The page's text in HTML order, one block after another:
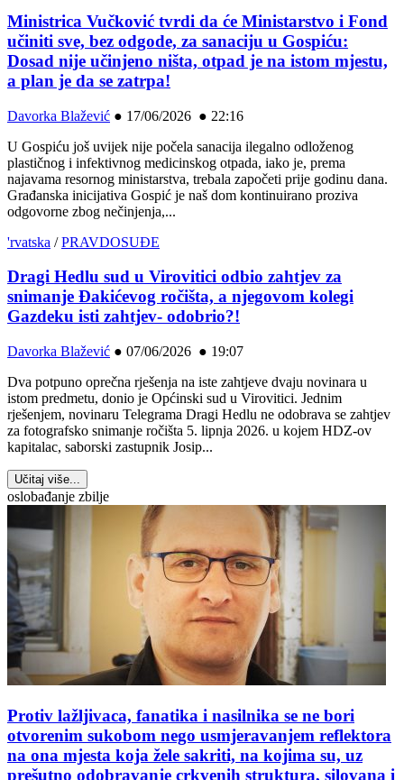
Ministrica Vučković tvrdi da će Ministarstvo i Fond
učiniti sve, bez odgode, za sanaciju u Gospiću:
Dosad nije učinjeno ništa, otpad je na istom mjestu,
a plan je da se zatrpa!
Davorka Blažević ● 17/06/2026 ● 22:16
U Gospiću još uvijek nije počela sanacija ilegalno odloženog
plastičnog i infektivnog medicinskog otpada, iako je, prema
najavama resornog ministarstva, trebala započeti prije godinu dana.
Građanska inicijativa Gospić je naš dom kontinuirano proziva
odgovorne zbog nečinjenja,...
'rvatska /PRAVDOSUĐE
Dragi Hedlu sud u Virovitici odbio zahtjev za
snimanje Đakićevog ročišta, a njegovom kolegi
Gazdeku isti zahtjev- odobrio?!
Davorka Blažević ● 07/06/2026 ● 19:07
Dva potpuno oprečna rješenja na iste zahtjeve dvaju novinara u
istom predmetu, donio je Općinski sud u Virovitici. Jednim
rješenjem, novinaru Telegrama Dragi Hedlu ne odobrava se zahtjev
za fotografsko snimanje ročišta 5. lipnja 2026. u kojem HDZ-ov
kapitalac, saborski zastupnik Josip...
Učitaj više...
oslobađanje zbilje
Protiv lažljivaca, fanatika i nasilnika se ne bori
otvorenim sukobom nego usmjeravanjem reflektora
na ona mjesta koja žele sakriti, na kojima su, uz
prešutno odobravanje crkvenih struktura, silovana i